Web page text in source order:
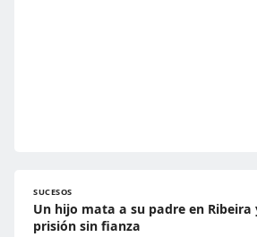
SUCESOS
Un hijo mata a su padre en
prisión sin fianza